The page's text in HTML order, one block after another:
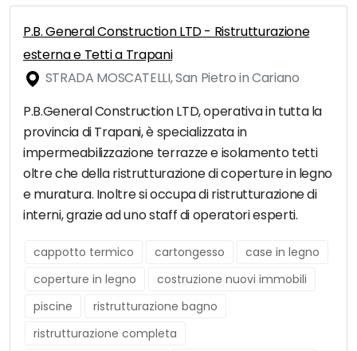
P.B. General Construction LTD - Ristrutturazione
esterna e Tetti a Trapani
STRADA MOSCATELLI, San Pietro in Cariano
P.B.General Construction LTD, operativa in tutta la
provincia di Trapani, è specializzata in
impermeabilizzazione terrazze e isolamento tetti
oltre che della ristrutturazione di coperture in legno
e muratura. Inoltre si occupa di ristrutturazione di
interni, grazie ad uno staff di operatori esperti.
cappotto termico cartongesso
case in legno
coperture in legno
costruzione nuovi immobili
piscine
ristrutturazione bagno
ristrutturazione completa